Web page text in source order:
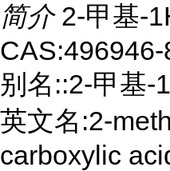
简介 2-甲基-
CAS:496946-
别名::2-甲基-
英文名:2-
carboxylic